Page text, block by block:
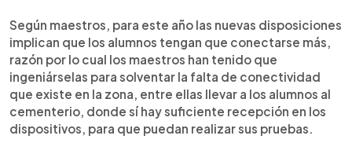
Según maestros, para este año las nuevas disposiciones
implican que los alumnos tengan que conectarse más,
razón por lo cual los maestros han tenido que
ingeniárselas para solventar la falta de conectividad
que existe en la zona, entre ellas llevar a los alumnos al
cementerio, donde sí hay suficiente recepción en los
dispositivos, para que puedan realizar sus pruebas.